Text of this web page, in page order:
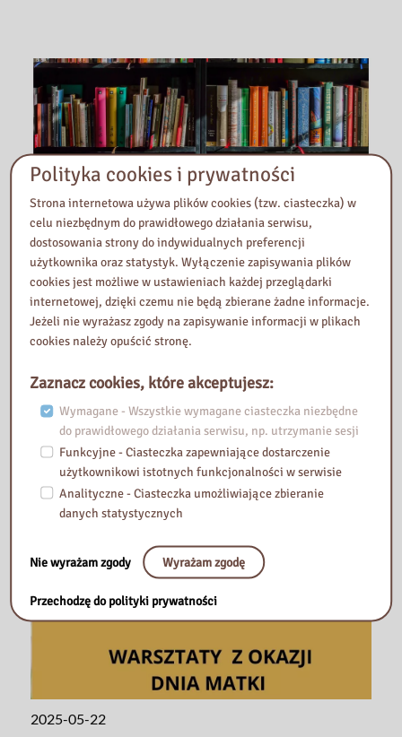
2025-09-10
Spotkanie sieci współpracy i
bibliotekarzy szkolnych
2025-05-22
Polityka cookies i prywatności
Strona internetowa używa plików cookies (tzw. ciasteczka) w
celu niezbędnym do prawidłowego działania serwisu,
dostosowania strony do indywidualnych preferencji
użytkownika oraz statystyk. Wyłączenie zapisywania plików
cookies jest możliwe w ustawieniach każdej przeglądarki
internetowej, dzięki czemu nie będą zbierane żadne informacje.
Jeżeli nie wyrażasz zgody na zapisywanie informacji w plikach
cookies należy opuścić stronę.
Zaznacz cookies, które akceptujesz:
Wymagane - Wszystkie wymagane ciasteczka niezbędne
do prawidłowego działania serwisu, np. utrzymanie sesji
Funkcyjne - Ciasteczka zapewniające dostarczenie
użytkownikowi istotnych funkcjonalności w serwisie
Analityczne - Ciasteczka umożliwiające zbieranie
danych statystycznych
Nie wyrażam zgody Wyrażam zgodę
Przechodzę do polityki prywatności